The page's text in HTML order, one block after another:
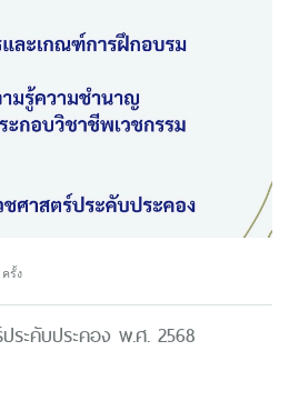
ครั้ง
ระคับประคอง พ.ศ. 2568